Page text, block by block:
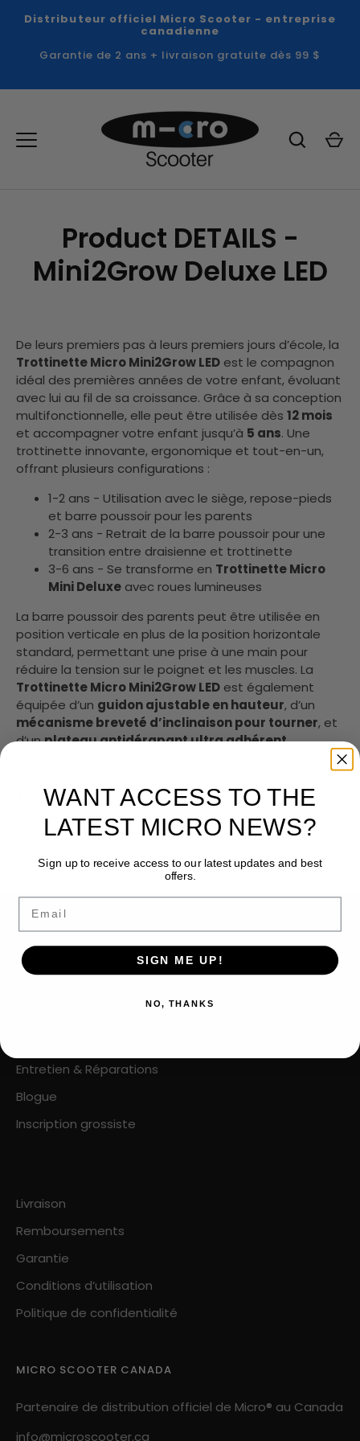
Distributeur officiel Micro Scooter - entreprise
canadienne
Garantie de 2 ans + livraison gratuite dès 99 $
Product DETAILS -
Mini2Grow Deluxe LED
De leurs premiers pas à leurs premiers jours d’école, la
Trottinette Micro Mini2Grow LED est le compagnon
idéal des premières années de votre enfant, évoluant
avec lui au fil de sa croissance. Grâce à sa conception
multifonctionnelle, elle peut être utilisée dès 12 mois
et accompagner votre enfant jusqu’à 5 ans. Une
trottinette innovante, ergonomique et tout-en-un,
offrant plusieurs configurations :
1-2 ans - Utilisation avec le siège, repose-pieds
et barre poussoir pour les parents
2-3 ans - Retrait de la barre poussoir pour une
transition entre draisienne et trottinette
3-6 ans - Se transforme en Trottinette Micro
Mini Deluxe avec roues lumineuses
La barre poussoir des parents peut être utilisée en
position verticale en plus de la position horizontale
standard, permettant une prise à une main pour
réduire la tension sur le poignet et les muscles. La
Trottinette Micro Mini2Grow LED est également
équipée d’un guidon ajustable en hauteur, d’un
mécanisme breveté d’inclinaison pour tourner, et
d’unplateau antidérapant ultra adhérent.
Sécurité - Nous recommandons fortement le port du
casque lors de l’utilisation
Limite de poids - Jusqu’à 20 kg
Entretien & Réparations
Blogue
Inscription grossiste
Livraison
Remboursements
Garantie
Conditions d’utilisation
Politique de confidentialité
MICRO SCOOTER CANADA
Partenaire de distribution officiel de Micro® au Canada
info@microscooter.ca
WANT ACCESS TO THE
LATEST MICRO NEWS?
Sign up to receive access to our latest updates and best
offers.
Email
SIGN ME UP!
NO, THANKS